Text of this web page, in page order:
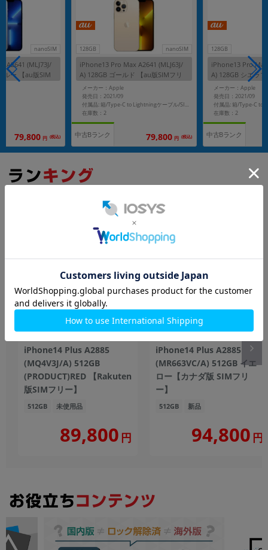
nanoSIM
A2641 (MLJ73J/
ルー 【au版SIM
79,800 円 (税込)
128GB nanoSIM
iPhone13 Pro Max A2641 (MLJ63J/
A) 128GB ゴールド 【au版SIMフリ
ー】
メーカー：Apple
発売日：2021/09
付属品: 箱/Type-C to Lightningケーブル/SIMカードツール/マニュアル
在庫数：2
中古Bランク 79,800 円 (税込)
128GB
iPhone13 Pro Max
A) 128GB シエラ
フリー】
メーカー：Apple
発売日：2021/09
在庫数：2
中古Bランク
iPhone14 Plus A2885
(MQ4V3J/A) 512GB
(PRODUCT)RED 【Rakuten
版SIMフリー】
512GB 未使用品
89,800 円
iPhone14 Plus A2885
(MR663VC/A) 512GB イエ
ロー【カナダ版 SIMフリ
ー】
512GB 新品
94,800 円